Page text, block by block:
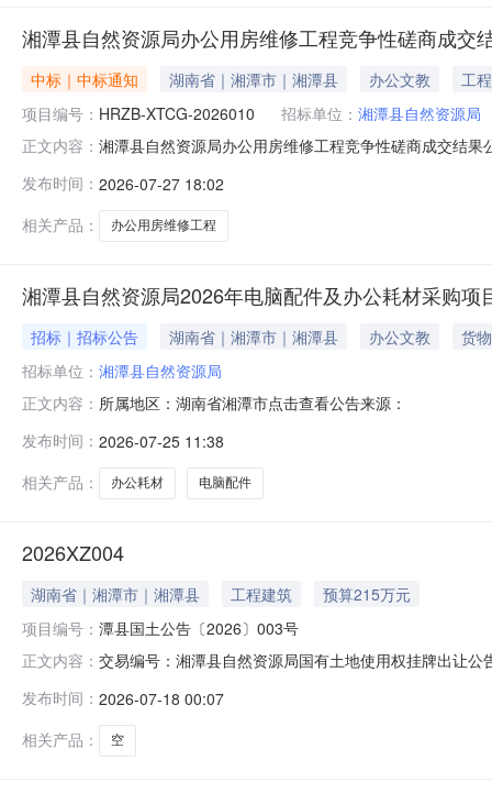
湘潭县自然资源局办公用房维修工程竞争性磋商成交
中标｜中标通知 湖南省｜湘潭市｜湘潭县 办公文教
工程
项目编号： HRZB-XTCG-2026010 招标单位： 湘潭县自然资源局
正文内容： 湘潭县自然资源局办公用房维修工程竞争性磋商成交结
公告发布日期：2026年07月16日7、开标、定标日期：
发布时间： 2026-07-27 18:02
相关产品：
办公用房维修工程
湘潭县自然资源局2026年电脑配件及办公耗材采购项
招标｜招标公告 湖南省｜湘潭市｜湘潭县 办公文教
货物
招标单位： 湘潭县自然资源局
正文内容： 所属地区：湖南省湘潭市点击查看公告来源：
发布时间： 2026-07-25 11:38
相关产品：
办公耗材 电脑配件
2026XZ004
湖南省｜湘潭市｜湘潭县 工程建筑
预算215万元
项目编号： 潭县国土公告〔2026〕003号
正文内容： 交易编号：湘潭县自然资源局国有土地使用权挂牌出让
国有土地使用权挂牌出让公告潭县国土公告〔2026〕
下：一、出让
发布时间： 2026-07-18 00:07
相关产品：
空